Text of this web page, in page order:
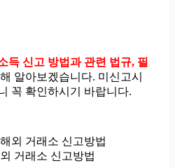
득 신고 방법과 관련 법규, 필
알아보겠습니다. 미신고시
꼭 확인하시기 바랍니다.
거래소 신고방법